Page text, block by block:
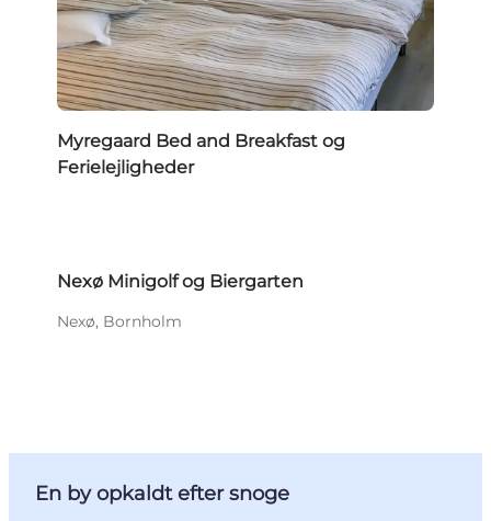
Myregaard Bed and Breakfast og
Ferielejligheder
Nexø Minigolf og Biergarten
Nexø, Bornholm
En by opkaldt efter snoge